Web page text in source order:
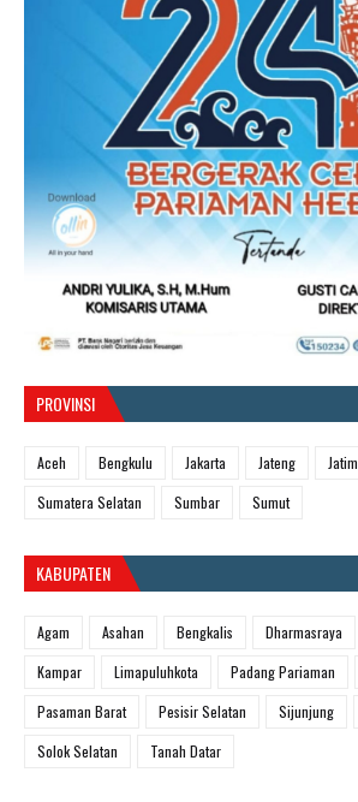
PROVINSI
Aceh Bengkulu Jakarta Jateng Jatim
Sumatera Selatan
Sumbar Sumut
KABUPATEN
Agam Asahan Bengkalis Dharmasraya
Kampar
Limapuluhkota Padang Pariaman
Pasaman Barat
Pesisir Selatan Sijunjung
Solok Selatan
Tanah Datar